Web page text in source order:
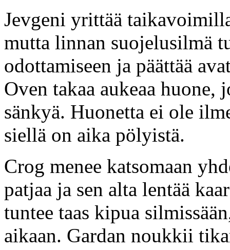
Jevgeni yrittää
mutta linnan suojelusilmä
odottamiseen ja päättää
Oven takaa aukeaa
sänkyä. Huonetta ei ole
siellä on aika pölyistä.
Crog menee katsomaan
patjaa ja sen alta lentää
tuntee taas kipua
aikaan. Gardan noukkii